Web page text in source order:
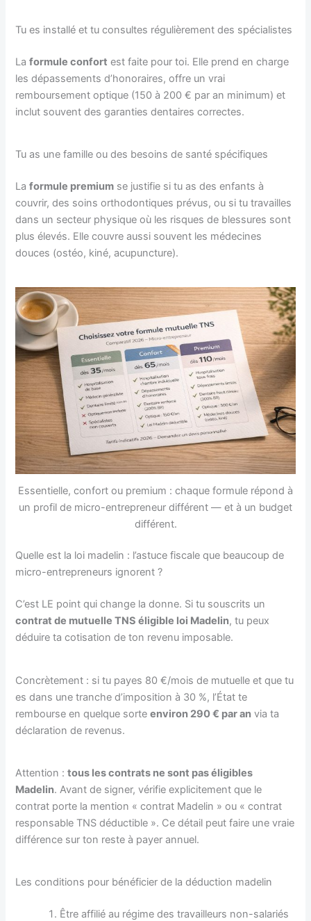
Tu es installé et tu consultes régulièrement des spécialistes
Laformule confort est faite pour toi. Elle prend en charge
les dépassements d’honoraires, offre un vrai
remboursement optique (150 à 200 € par an minimum) et
inclut souvent des garanties dentaires correctes.
Tu as une famille ou des besoins de santé spécifiques
Laformule premium se justifie si tu as des enfants à
couvrir, des soins orthodontiques prévus, ou si tu travailles
dans un secteur physique où les risques de blessures sont
plus élevés. Elle couvre aussi souvent les médecines
douces (ostéo, kiné, acupuncture).
Essentielle, confort ou premium : chaque formule répond à
un profil de micro-entrepreneur différent — et à un budget
différent.
Quelle est la loi madelin : l’astuce fiscale que beaucoup de
micro-entrepreneurs ignorent ?
C’est LE point qui change la donne. Si tu souscrits un
contrat de mutuelle TNS éligible loi Madelin, tu peux
déduire ta cotisation de ton revenu imposable.
Concrètement : si tu payes 80 €/mois de mutuelle et que tu
es dans une tranche d’imposition à 30 %, l’État te
rembourse en quelque sorteenviron 290 € par an via ta
déclaration de revenus.
Attention :tous les contrats ne sont pas éligibles
Madelin. Avant de signer, vérifie explicitement que le
contrat porte la mention « contrat Madelin » ou « contrat
responsable TNS déductible ». Ce détail peut faire une vraie
différence sur ton reste à payer annuel.
Les conditions pour bénéficier de la déduction madelin
Être affilié au régime des travailleurs non-salariés